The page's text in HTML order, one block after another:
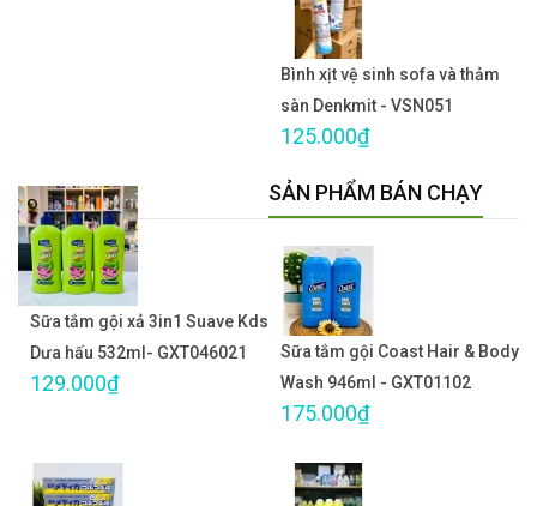
Bình xịt vệ sinh sofa và thảm
sàn Denkmit - VSN051
125.000₫
Sữa tắm gội xả 3in1 Suave Kds
Dưa hấu 532ml- GXT046021
129.000₫
SẢN PHẨM BÁN CHẠY
Sữa tắm gội Coast Hair & Body
Wash 946ml - GXT01102
175.000₫